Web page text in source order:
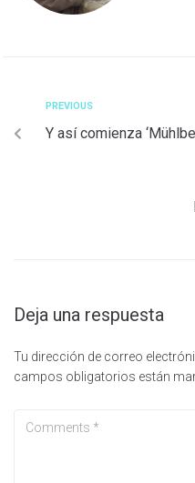
PREVIOUS
Y así comienza
Deja una respuesta
Tu dirección de correo
campos obligatorios están